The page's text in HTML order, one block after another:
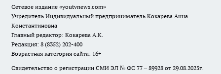
Сетевое издание «youtvnews.com»
Учредитель Индивидуальный предприниматель Кокарева Анна
Константиновна
Главный редактор: Кокарева А.К.
Редакция: 8 (8352) 202-400
Возрастная категория сайта: 16+
Свидетельство о регистрации СМИ ЭЛ № ФС 77 – 89928 от 29.08.2025г.